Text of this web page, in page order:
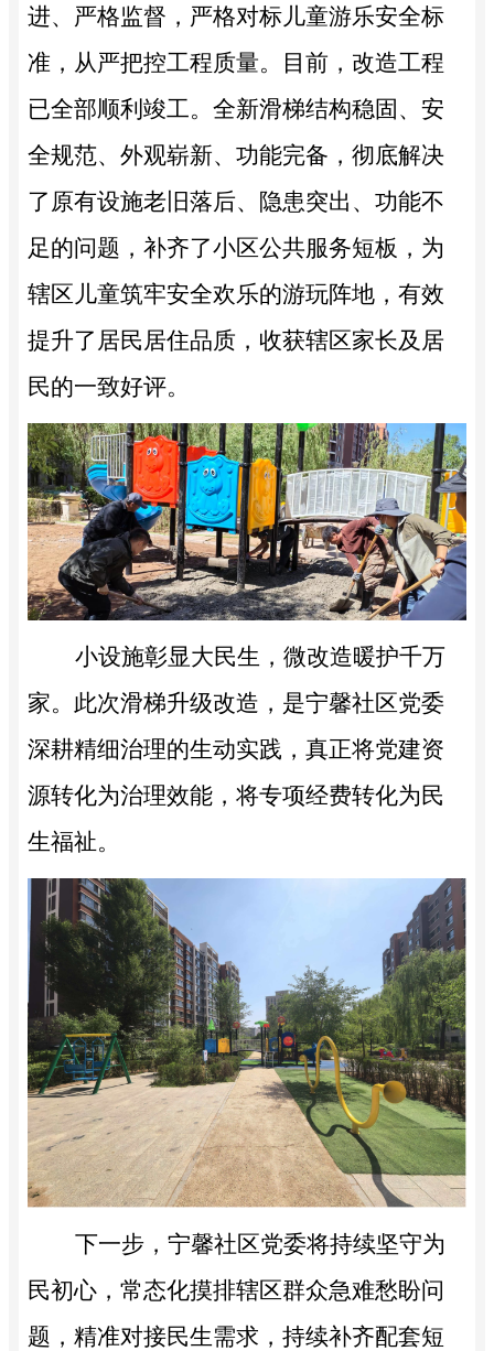
进、严格监督，严格对标儿童游乐安全标
准，从严把控工程质量。目前，改造工程
已全部顺利竣工。全新滑梯结构稳固、安
全规范、外观崭新、功能完备，彻底解决
了原有设施老旧落后、隐患突出、功能不
足的问题，补齐了小区公共服务短板，为
辖区儿童筑牢安全欢乐的游玩阵地，有效
提升了居民居住品质，收获辖区家长及居
民的一致好评。
小设施彰显大民生，微改造暖护千万
家。此次滑梯升级改造，是宁馨社区党委
深耕精细治理的生动实践，真正将党建资
源转化为治理效能，将专项经费转化为民
生福祉。
下一步，宁馨社区党委将持续坚守为
民初心，常态化摸排辖区群众急难愁盼问
题，精准对接民生需求，持续补齐配套短